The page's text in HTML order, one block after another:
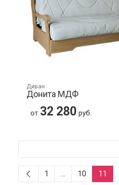
Диван
Донита МДФ
от 32 280 руб.
1 … 10 11